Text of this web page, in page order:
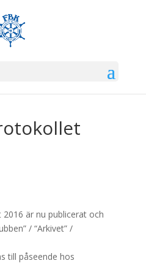
är nu publicerat och
/ “Arkivet” /
till påseende hos